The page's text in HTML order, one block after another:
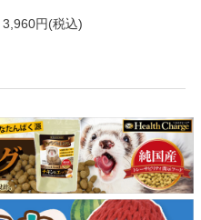
3,960円(税込)